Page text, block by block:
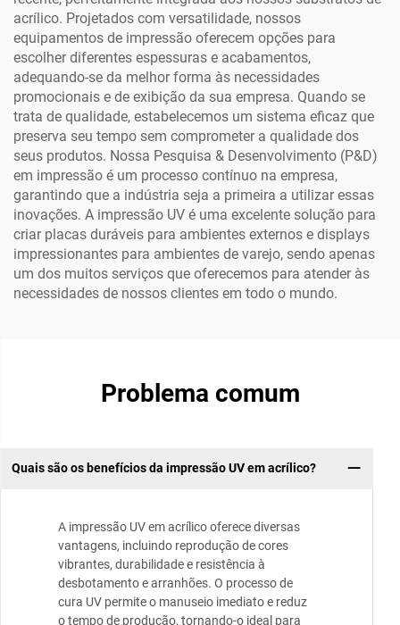
acrílico. Projetados com versatilidade, nossos
equipamentos de impressão oferecem opções para
escolher diferentes espessuras e acabamentos,
adequando-se da melhor forma às necessidades
promocionais e de exibição da sua empresa. Quando se
trata de qualidade, estabelecemos um sistema eficaz que
preserva seu tempo sem comprometer a qualidade dos
seus produtos. Nossa Pesquisa & Desenvolvimento (P&D)
em impressão é um processo contínuo na empresa,
garantindo que a indústria seja a primeira a utilizar essas
inovações. A impressão UV é uma excelente solução para
criar placas duráveis para ambientes externos e displays
impressionantes para ambientes de varejo, sendo apenas
um dos muitos serviços que oferecemos para atender às
necessidades de nossos clientes em todo o mundo.
Problema comum
Quais são os benefícios da impressão UV em acrílico?
A impressão UV em acrílico oferece diversas
vantagens, incluindo reprodução de cores
vibrantes, durabilidade e resistência à
desbotamento e arranhões. O processo de
cura UV permite o manuseio imediato e reduz
o tempo de produção, tornando-o ideal para